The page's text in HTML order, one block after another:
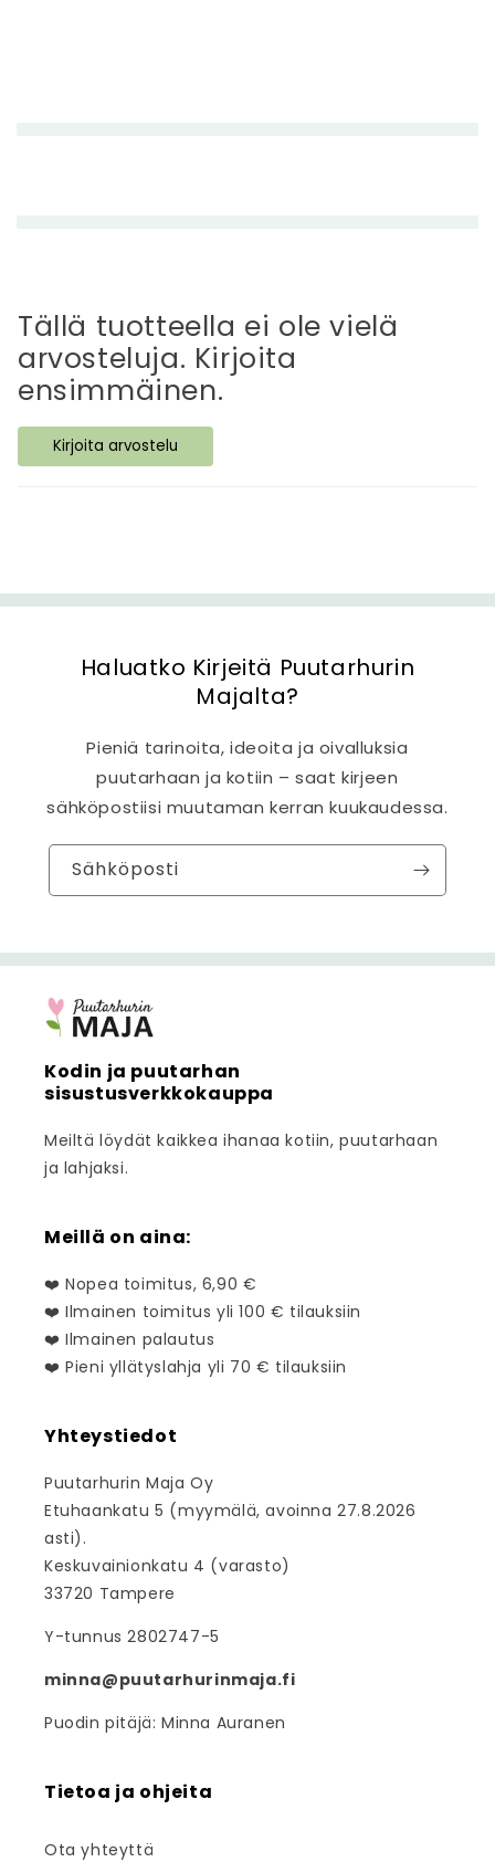
t
ä
v
ä
s
i
ö
Tällä tuotteella ei ole vielä
arvosteluja. Kirjoita
ensimmäinen.
Kirjoita arvostelu
Haluatko Kirjeitä Puutarhurin
Majalta?
Pieniä tarinoita, ideoita ja oivalluksia
puutarhaan ja kotiin – saat kirjeen
sähköpostiisi muutaman kerran kuukaudessa.
Sähköposti
Kodin ja puutarhan
sisustusverkkokauppa
Meiltä löydät kaikkea ihanaa kotiin, puutarhaan
ja lahjaksi.
Meillä on aina:
❤️ Nopea toimitus, 6,90 €
❤️ Ilmainen toimitus yli 100 € tilauksiin
❤️ Ilmainen palautus
❤️ Pieni yllätyslahja yli 70 € tilauksiin
Yhteystiedot
Puutarhurin Maja Oy
Etuhaankatu 5 (myymälä, avoinna 27.8.2026
asti).
Keskuvainionkatu 4 (varasto)
33720 Tampere
Y-tunnus 2802747-5
minna@puutarhurinmaja.fi
Puodin pitäjä: Minna Auranen
Tietoa ja ohjeita
Ota yhteyttä